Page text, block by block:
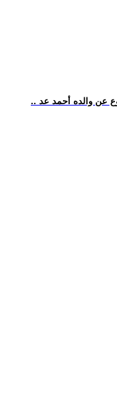
عن والده أحمد عد